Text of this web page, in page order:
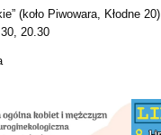
(koło Piwowara, Kłodne 20)
20.30